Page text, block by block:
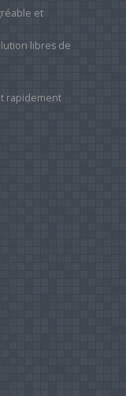
et
libres de
rapidement